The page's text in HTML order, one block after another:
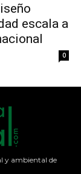
escala a
0
y ambiental de